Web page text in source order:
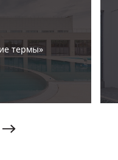
термы»